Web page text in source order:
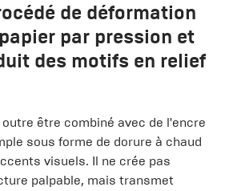
de déformation
par pression et
des motifs en relief
être combiné avec de l'encre
sous forme de dorure à chaud
visuels. Il ne crée pas
palpable, mais transmet